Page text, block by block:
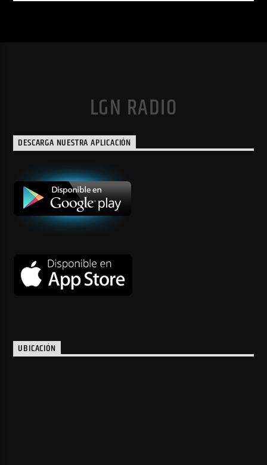
LGN RADIO
DESCARGA NUESTRA APLICACIÓN
UBICACIÓN